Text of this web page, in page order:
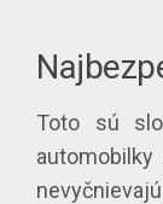
Toto sú
automobilky